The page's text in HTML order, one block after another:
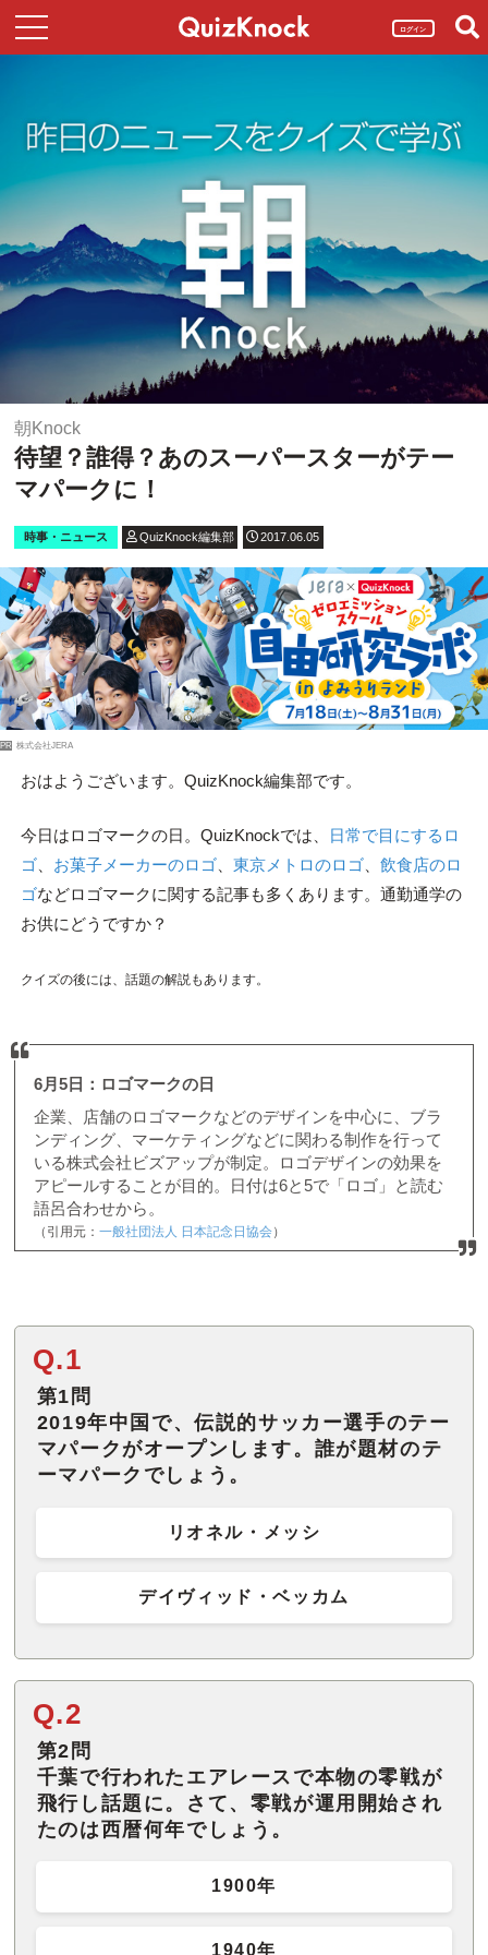
ログイン
朝Knock
待望？誰得？あのスーパースターがテー
マパークに！
時事・ニュース QuizKnock編集部 2017.06.05
PR 株式会社JERA
おはようございます。QuizKnock編集部です。
今日はロゴマークの日。QuizKnockでは、
日常で目にするロ
ゴ、 お菓子メーカーのロゴ、 東京メトロのロゴ、 飲食店のロ
ゴなどロゴマークに関する記事も多くあります。通勤通学の
お供にどうですか？
クイズの後には、話題の解説もあります。
6月5日：ロゴマークの日
企業、店舗のロゴマークなどのデザインを中心に、ブラ
ンディング、マーケティングなどに関わる制作を行って
いる株式会社ビズアップが制定。ロゴデザインの効果を
アピールすることが目的。日付は6と5で「ロゴ」と読む
語呂合わせから。
（引用元： 一般社団法人 日本記念日協会）
Q.1
第1問
2019年中国で、伝説的サッカー選手のテー
マパークがオープンします。誰が題材のテ
ーマパークでしょう。
リオネル・メッシ
デイヴィッド・ベッカム
Q.2
第2問
千葉で行われたエアレースで本物の零戦が
飛行し話題に。さて、零戦が運用開始され
たのは西暦何年でしょう。
1900年
1940年